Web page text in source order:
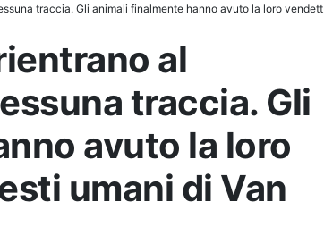
finalmente hanno avuto la loro vendetta. Ritrovati i resti umani di Van Zyl nello stomaco di..
al
traccia. Gli
avuto la loro
umani di Van